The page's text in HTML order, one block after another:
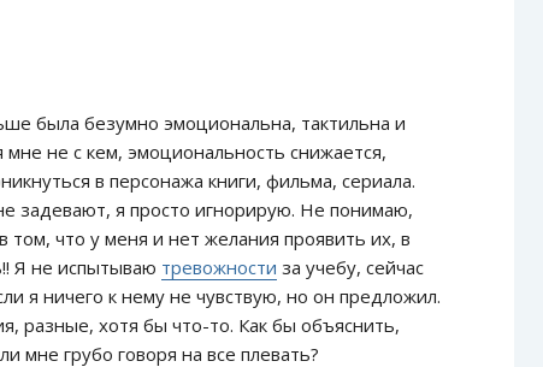
была безумно эмоциональна, тактильна и
не с кем, эмоциональность снижается,
в персонажа книги, фильма, сериала.
задевают, я просто игнорирую. Не понимаю,
том, что у меня и нет желания проявить их, в
Я не испытываю тревожности за учебу, сейчас
я ничего к нему не чувствую, но он предложил.
разные, хотя бы что-то. Как бы объяснить,
мне грубо говоря на все плевать?